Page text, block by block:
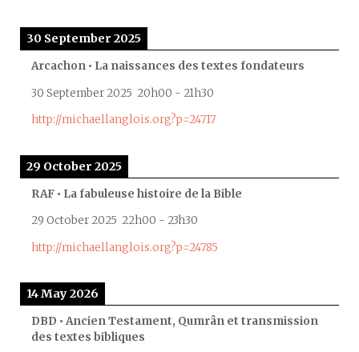
30 September 2025
Arcachon • La naissances des textes fondateurs
30 September 2025 20h00 - 21h30
http://michaellanglois.org?p=24717
29 October 2025
RAF • La fabuleuse histoire de la Bible
29 October 2025 22h00 - 23h30
http://michaellanglois.org?p=24785
14 May 2026
DBD • Ancien Testament, Qumrân et transmission
des textes bibliques